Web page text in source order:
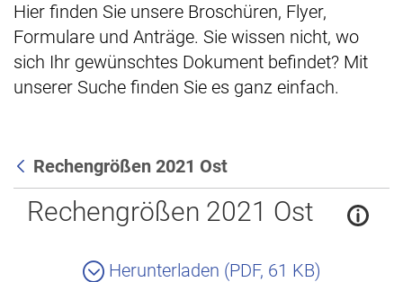
Hier finden Sie unsere Broschüren, Flyer,
Formulare und Anträge. Sie wissen nicht, wo
sich Ihr gewünschtes Dokument befindet? Mit
unserer Suche finden Sie es ganz einfach.
Zurück
Rechengrößen 2021 Ost
Rechengrößen 2021 Ost
Herunterladen (PDF, 61 KB)